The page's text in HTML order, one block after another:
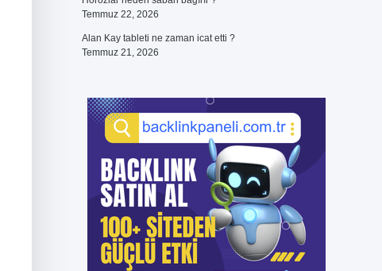
Temmuz 22, 2026
Alan Kay tableti ne zaman icat etti ?
Temmuz 21, 2026